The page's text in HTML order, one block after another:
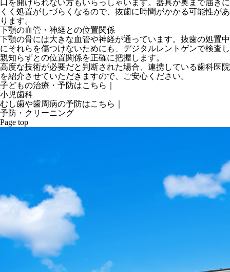
口を開けられない方もいらっしゃいます。器具が奥まで届きに
くく処置がしづらくなるので、抜歯に時間がかかる可能性があ
ります。
下顎の血管・神経との位置関係
下顎の骨には大きな血管や神経が通っています。抜歯の処置中
にそれらを傷つけないためにも、デジタルレントゲンで検査し
親知らずとの位置関係を正確に把握します。
高度な技術が必要だと判断された場合、連携している歯科医院
を紹介させていただきますので、ご安心ください。
子どもの治療・予防はこちら｜
小児歯科
むし歯や歯周病の予防はこちら｜
予防・クリーニング
Page top